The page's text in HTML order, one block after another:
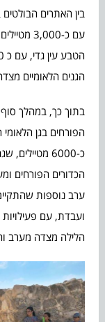
בין האתרים
עם כ-
הגנים הלאומיים
בתוך כך, במהלך
הפורחים בגן
כ-6000
הכדורים הפורחים
ערב נוספות
ועבדת, עם
הלילה מצדה מערב